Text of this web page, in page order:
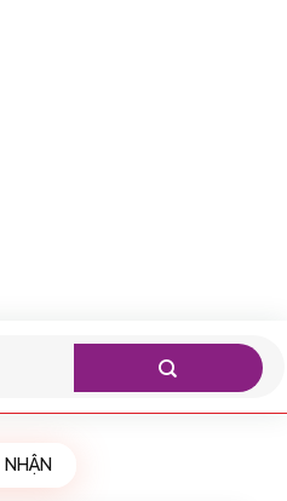
yêu cầu